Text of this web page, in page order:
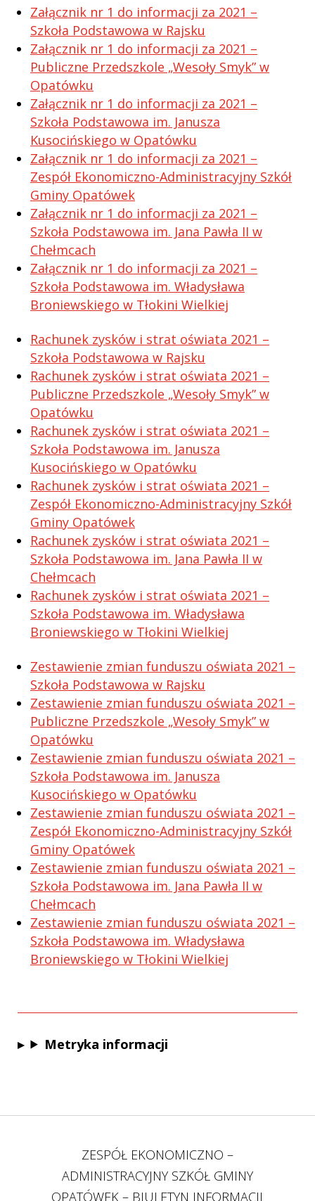
Załącznik nr 1 do informacji za 2021 –
Szkoła Podstawowa w Rajsku
Załącznik nr 1 do informacji za 2021 –
Publiczne Przedszkole „Wesoły Smyk” w
Opatówku
Załącznik nr 1 do informacji za 2021 –
Szkoła Podstawowa im. Janusza
Kusocińskiego w Opatówku
Załącznik nr 1 do informacji za 2021 –
Zespół Ekonomiczno-Administracyjny Szkół
Gminy Opatówek
Załącznik nr 1 do informacji za 2021 –
Szkoła Podstawowa im. Jana Pawła II w
Chełmcach
Załącznik nr 1 do informacji za 2021 –
Szkoła Podstawowa im. Władysława
Broniewskiego w Tłokini Wielkiej
Rachunek zysków i strat oświata 2021 –
Szkoła Podstawowa w Rajsku
Rachunek zysków i strat oświata 2021 –
Publiczne Przedszkole „Wesoły Smyk” w
Opatówku
Rachunek zysków i strat oświata 2021 –
Szkoła Podstawowa im. Janusza
Kusocińskiego w Opatówku
Rachunek zysków i strat oświata 2021 –
Zespół Ekonomiczno-Administracyjny Szkół
Gminy Opatówek
Rachunek zysków i strat oświata 2021 –
Szkoła Podstawowa im. Jana Pawła II w
Chełmcach
Rachunek zysków i strat oświata 2021 –
Szkoła Podstawowa im. Władysława
Broniewskiego w Tłokini Wielkiej
Zestawienie zmian funduszu oświata 2021 –
Szkoła Podstawowa w Rajsku
Zestawienie zmian funduszu oświata 2021 –
Publiczne Przedszkole „Wesoły Smyk” w
Opatówku
Zestawienie zmian funduszu oświata 2021 –
Szkoła Podstawowa im. Janusza
Kusocińskiego w Opatówku
Zestawienie zmian funduszu oświata 2021 –
Zespół Ekonomiczno-Administracyjny Szkół
Gminy Opatówek
Zestawienie zmian funduszu oświata 2021 –
Szkoła Podstawowa im. Jana Pawła II w
Chełmcach
Zestawienie zmian funduszu oświata 2021 –
Szkoła Podstawowa im. Władysława
Broniewskiego w Tłokini Wielkiej
Metryka informacji
ZESPÓŁ EKONOMICZNO –
ADMINISTRACYJNY SZKÓŁ GMINY
OPATÓWEK – BIULETYN INFORMACJI